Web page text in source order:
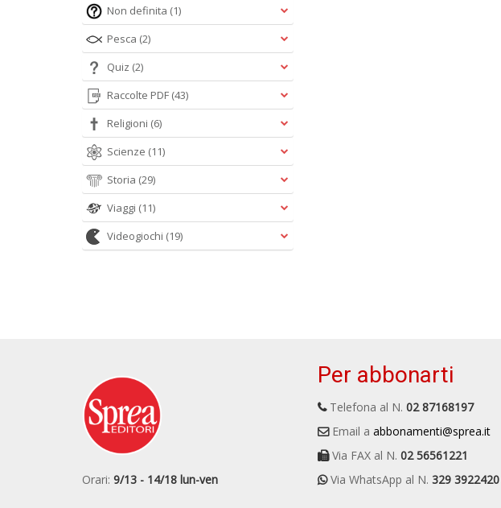
Non definita (1)
Pesca (2)
Quiz (2)
Raccolte PDF (43)
Religioni (6)
Scienze (11)
Storia (29)
Viaggi (11)
Videogiochi (19)
Orari: 9/13 - 14/18 lun-ven
Per abbonarti
Telefona al N. 02 87168197
Email a abbonamenti@sprea.it
Via FAX al N. 02 56561221
Via WhatsApp al N. 329 3922420